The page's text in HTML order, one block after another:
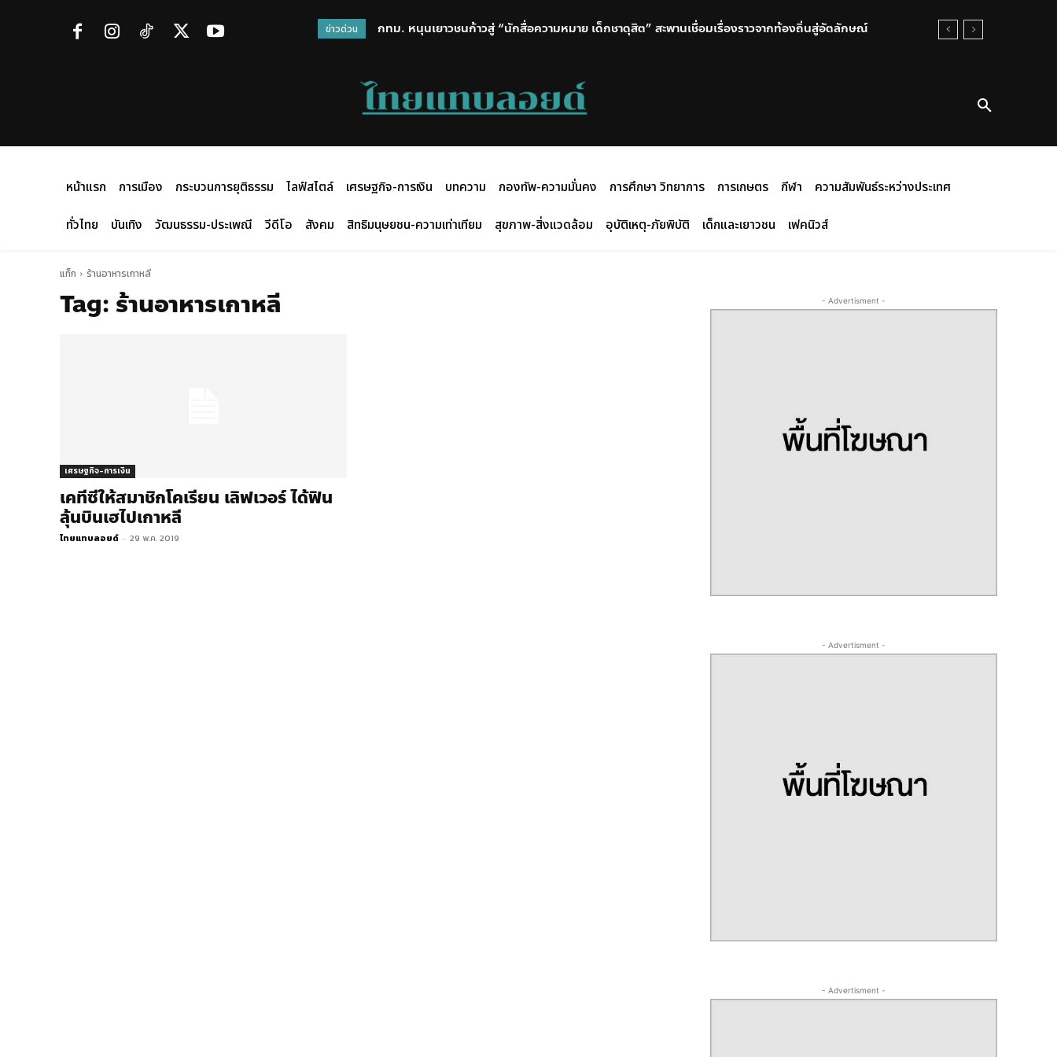
ข่าวด่วน
กทม. หนุนเยาวชนก้าวสู่ “นักสื่อความหมาย เด็กชาดุสิต” สะพานเชื่อมเรื่องราวจากท้องถิ่นสู่อัตลักษณ์
หน้าแรก การเมือง กระบวนการยุติธรรม ไลฟ์สไตล์ เศรษฐกิจ-การเงิน บทความ กองทัพ-ความมั่นคง การศึกษา วิทยาการ การเกษตร กีฬา
ความสัมพันธ์ระหว่างประเทศ
ทั่วไทย
บันเทิง วัฒนธรรม-ประเพณี วีดีโอ สังคม สิทธิมนุษยชน-ความเท่าเทียม สุขภาพ-สิ่งแวดล้อม อุบัติเหตุ-ภัยพิบัติ เด็กและเยาวชน เฟคนิวส์
แท็ก ร้านอาหารเกาหลี
Tag: ร้านอาหารเกาหลี
เศรษฐกิจ-การเงิน
เคทีซีให้สมาชิกโคเรียน เลิฟเวอร์ ได้ฟิน
ลุ้นบินเฮไปเกาหลี
ไทยแทบลอยด์ - 29 พ.ค. 2019
- Advertisment -
- Advertisment -
- Advertisment -